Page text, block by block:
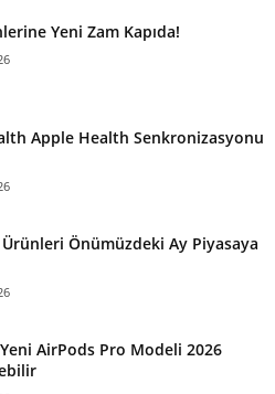
Yeni Zam Kapıda!
Apple Health Senkronizasyonu
Önümüzdeki Ay Piyasaya
Yeni AirPods Pro Modeli 2026